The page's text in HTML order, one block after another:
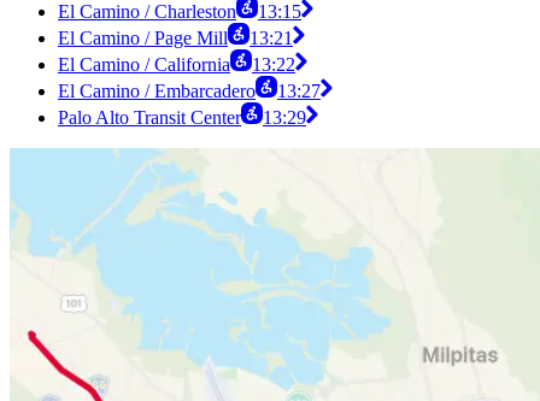
El Camino / Charleston
13:15
El Camino / Page Mill
13:21
El Camino / California
13:22
El Camino / Embarcadero
13:27
Palo Alto Transit Center
13:29